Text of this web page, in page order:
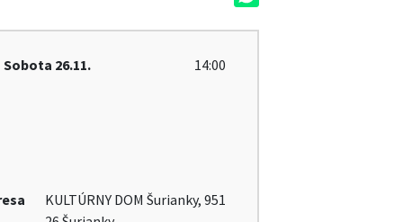
Sobota 26.11. 14:00
KULTÚRNY DOM Šurianky, 951